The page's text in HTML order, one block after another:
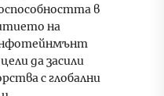
в
на
да засили
с глобални